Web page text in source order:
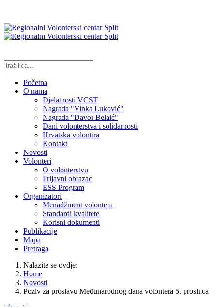
Početna
O nama
Djelatnosti VCST
Nagrada "Vinka Luković"
Nagrada "Davor Belaić"
Dani volonterstva i solidarnosti
Hrvatska volontira
Kontakt
Novosti
Volonteri
O volonterstvu
Prijavni obrazac
ESS Program
Organizatori
Menadžment volontera
Standardi kvalitete
Korisni dokumenti
Publikacije
Mapa
Pretraga
Nalazite se ovdje:
Home
Novosti
Poziv za proslavu Međunarodnog dana volontera 5. prosinca